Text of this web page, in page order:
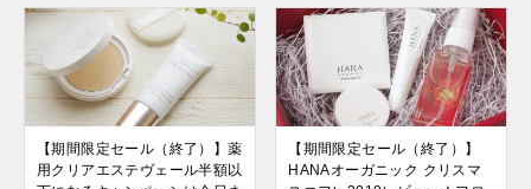
【期間限定セール（終了）】薬
用クリアエステヴェール半額以
【期間限定セール（終了）】
HANAオーガニック クリスマ